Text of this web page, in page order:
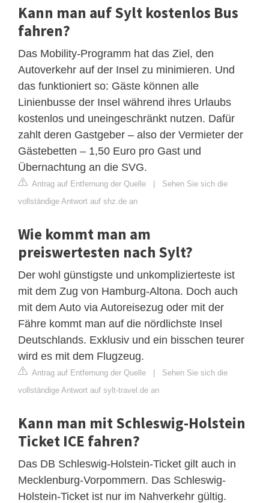
Kann man auf Sylt kostenlos Bus
fahren?
Das Mobility-Programm hat das Ziel, den
Autoverkehr auf der Insel zu minimieren. Und
das funktioniert so: Gäste können alle
Linienbusse der Insel während ihres Urlaubs
kostenlos und uneingeschränkt nutzen. Dafür
zahlt deren Gastgeber – also der Vermieter der
Gästebetten – 1,50 Euro pro Gast und
Übernachtung an die SVG.
Antrag auf Entfernung der Quelle | Sehen Sie sich die
vollständige Antwort auf shz.de an
Wie kommt man am
preiswertesten nach Sylt?
Der wohl günstigste und unkomplizierteste ist
mit dem Zug von Hamburg-Altona. Doch auch
mit dem Auto via Autoreisezug oder mit der
Fähre kommt man auf die nördlichste Insel
Deutschlands. Exklusiv und ein bisschen teurer
wird es mit dem Flugzeug.
Antrag auf Entfernung der Quelle | Sehen Sie sich die
vollständige Antwort auf sylt-travel.de an
Kann man mit Schleswig-Holstein
Ticket ICE fahren?
Das DB Schleswig-Holstein-Ticket gilt auch in
Mecklenburg-Vorpommern. Das Schleswig-
Holstein-Ticket ist nur im Nahverkehr gültig.